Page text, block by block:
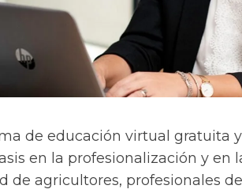
de educación virtual gratuita
en la profesionalización y en
de agricultores, profesionales